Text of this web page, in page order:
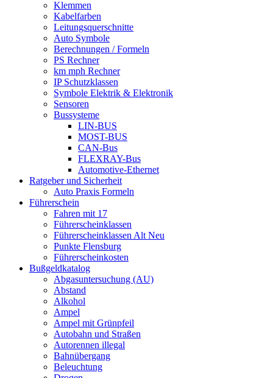
Klemmen
Kabelfarben
Leitungsquerschnitte
Auto Symbole
Berechnungen / Formeln
PS Rechner
km mph Rechner
IP Schutzklassen
Symbole Elektrik & Elektronik
Sensoren
Bussysteme
LIN-BUS
MOST-BUS
CAN-Bus
FLEXRAY-Bus
Automotive-Ethernet
Ratgeber und Sicherheit
Auto Praxis Formeln
Führerschein
Fahren mit 17
Führerscheinklassen
Führerscheinklassen Alt Neu
Punkte Flensburg
Führerscheinkosten
Bußgeldkatalog
Abgasuntersuchung (AU)
Abstand
Alkohol
Ampel
Ampel mit Grünpfeil
Autobahn und Straßen
Autorennen illegal
Bahnübergang
Beleuchtung